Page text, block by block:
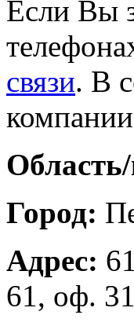
Если Вы
связи. В
Город:
Адрес:
61, оф.